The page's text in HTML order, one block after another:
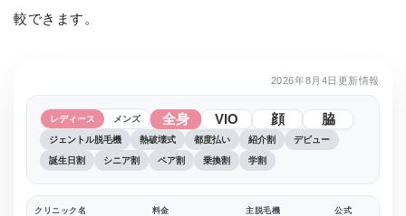
較できます。
2026年8月4日更新情報
レディース メンズ 全身 VIO 顔 脇
ジェントル脱毛機 熱破壊式 都度払い 紹介割 デビュー
誕生日割 シニア割 ペア割 乗換割 学割
クリニック名 料金 主脱毛機 公式